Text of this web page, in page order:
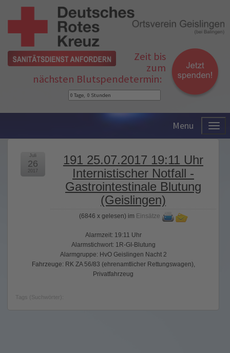
Zeit bis
zum
nächsten Blutspendetermin:
Menu
191 25.07.2017 19:11 Uhr
Internistischer Notfall -
Gastrointestinale Blutung
(Geislingen)
(6846 x gelesen) im Einsätze
Juli
26
2017
Alarmzeit: 19:11 Uhr
Alarmstichwort: 1R-GI-Blutung
Alarmgruppe: HvO Geislingen Nacht 2
Fahrzeuge: RK ZA 56/83 (ehrenamtlicher Rettungswagen),
Privatfahrzeug
Tags (Suchwörter):